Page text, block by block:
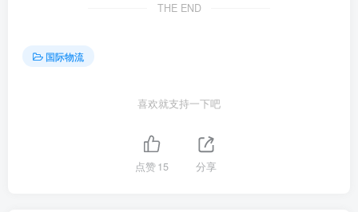
THE END
国际物流
喜欢就支持一下吧
点赞15 分享